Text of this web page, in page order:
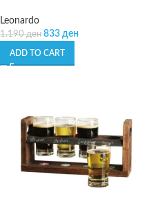
Leonardo
1.190ден 833 ден
ADD TO CART